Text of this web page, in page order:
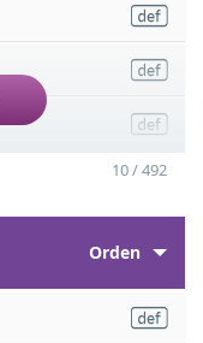
10 / 492
Orden